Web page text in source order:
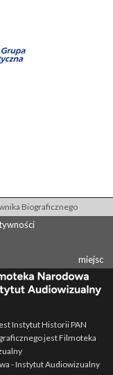
Biograficznego
miejsc
Instytut Historii PAN
jest Filmoteka
- Instytut Audiowizualny